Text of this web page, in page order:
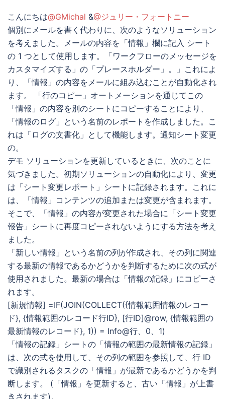
こんにちは@GMichal &@ジュリー・フォートニー
個別にメールを書く代わりに、次のようなソリューション
を考えました。メールの内容を「情報」欄に記入 シート
の 1 つとして使用します。「ワークフローのメッセージを
カスタマイズする」の「プレースホルダー」。」これによ
り、「情報」の内容をメールに組み込むことが自動化され
ます。 「行のコピー」オートメーションを通じてこの
「情報」の内容を別のシートにコピーすることにより、
「情報のログ」という名前のレポートを作成しました。こ
れは「ログの文書化」として機能します。通知シート変更
の。
デモ ソリューションを更新しているときに、次のことに
気づきました。初期ソリューションの自動化により、変更
は「シート変更レポート」シートに記録されます。これに
は、「情報」コンテンツの追加または変更が含まれます。
そこで、「情報」の内容が変更された場合に「シート変更
報告」シートに再度コピーされないようにする方法を考え
ました。
「新しい情報」という名前の列が作成され、その列に関連
する最新の情報であるかどうかを判断するために次の式が
使用されました。最新の場合は「情報の記録」にコピーさ
れます。
[新規情報] =IF(JOIN(COLLECT({情報範囲情報のレコー
ド}, {情報範囲のレコード行ID}, [行ID]@row, {情報範囲の
最新情報のレコード}, 1)) = Info@行、0、1)
「情報の記録」シートの「情報の範囲の最新情報の記録」
は、次の式を使用して、その列の範囲を参照して、行 ID
で識別されるタスクの「情報」が最新であるかどうかを判
断します。 (「情報」を更新すると、古い「情報」が上書
きされます)。